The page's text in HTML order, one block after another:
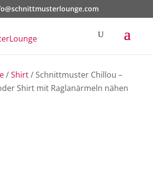
/Shirt/ Schnittmuster Chillou –
Shirt mit Raglanärmeln nähen